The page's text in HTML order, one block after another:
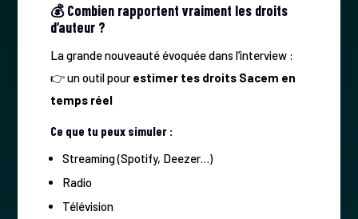
💰 Combien rapportent vraiment les droits
d’auteur ?
La grande nouveauté évoquée dans l’interview :
👉 un outil pour estimer tes droits Sacem en
temps réel
Ce que tu peux simuler :
Streaming (Spotify, Deezer…)
Radio
Télévision